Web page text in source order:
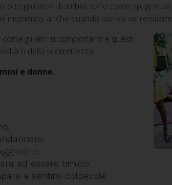
cognitivo e i bambini sono come spugne,
momento, anche quando non ce ne
come gli altri si comportano e questi
o della scorrettezza.
e donne.
ad essere timido.
a sentirsi colpevole.